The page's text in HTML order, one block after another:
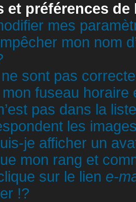
et préférences de
mes
mon nom
sont pas
mon fuseau
pas dans la
les
je afficher un
mon rang et
sur le lien e-
!?